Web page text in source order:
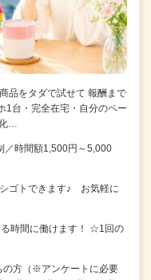
品をタダで試せて 報酬まで
1台・完全在宅・自分のペー
…
／時間額1,500円～5,000
ゴトできます♪ お気軽に
時間に働けます！ ☆1回の
方（※アンケートに必要